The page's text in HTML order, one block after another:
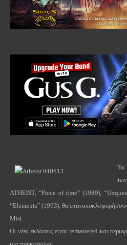
Τα
των
ATHEIST, “Piece of time” (1989),
“Elements” (1993), θα
Mist.
Οι νέες εκδόσεις είναι remastered και